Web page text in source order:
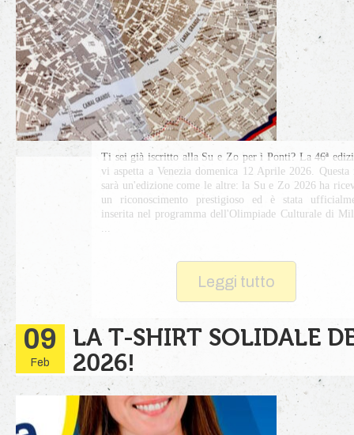
Ti sei già iscritto alla Su e Zo per i Ponti? La 46ª
vi aspetta a Venezia domenica 12 Aprile 2026. Questa
sarà un'edizione come le altre: la Su e Zo 2026 ha
un riconoscimento prestigioso ed è stata
inserita nel programma dell'Olimpiade Culturale di
...
Leggi tutto
09
Feb
LA T-SHIRT SOLIDALE
2026!